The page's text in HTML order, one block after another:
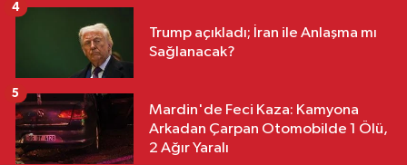
Trump açıkladı; İran ile Anlaşma mı
Sağlanacak?
4
Mardin'de Feci Kaza: Kamyona
Arkadan Çarpan Otomobilde 1 Ölü,
2 Ağır Yaralı
5